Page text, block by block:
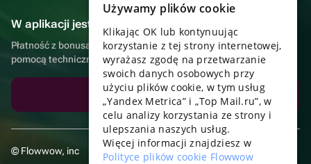
W aplikacji jest to jeszcze wygodniejsze!
Płatność z bonusami, samodzielna dostawa, wygodny czat z
pomocą techniczną
Pobierz aplikację
© Flowwow, inc
UKRAINIAN
PORTUGUESE
SPANISH
Używamy plików cookie
Klikając OK lub kontynuując
korzystanie z tej strony internetowej,
wyrażasz zgodę na przetwarzanie
swoich danych osobowych przy
użyciu plików cookie, w tym usług
„Yandex Metrica” i „Top Mail.ru”, w
celu analizy korzystania ze strony i
ulepszania naszych usług.
Więcej informacji znajdziesz w
Polityce plików cookie Flowwow